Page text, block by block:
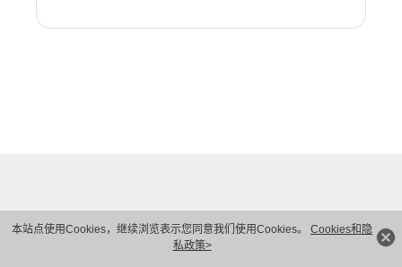
本站点使用Cookies，继续浏览表示您同意我们使用Cookies。 Cookies和隐
私政策>